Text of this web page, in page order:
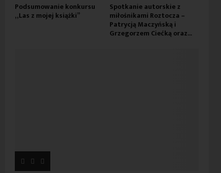
Podsumowanie konkursu
„Las z mojej książki”
Spotkanie autorskie z
miłośnikami Roztocza –
Patrycją Maczyńską i
Grzegorzem Ciećką oraz...